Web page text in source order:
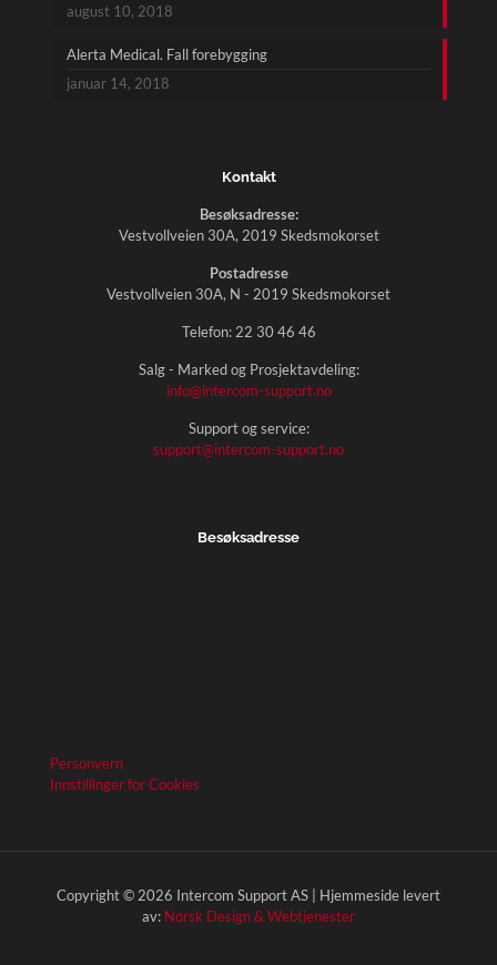
august 10, 2018
Alerta Medical. Fall forebygging
januar 14, 2018
Kontakt
Besøksadresse:
Vestvollveien 30A, 2019 Skedsmokorset
Postadresse
Vestvollveien 30A, N - 2019 Skedsmokorset
Telefon: 22 30 46 46
Salg - Marked og Prosjektavdeling:
info@intercom-support.no
Support og service:
support@intercom-support.no
Besøksadresse
Personvern
Innstillinger for Cookies
Copyright © 2026 Intercom Support AS | Hjemmeside levert
av: Norsk Design & Webtjenester